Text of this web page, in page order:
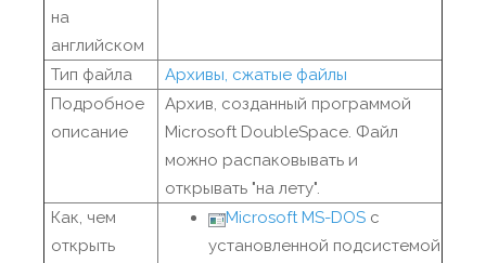
на
английском
Тип файла
Архивы, сжатые файлы
Подробное
описание
Архив, созданный программой
Microsoft DoubleSpace. Файл
можно распаковывать и
открывать "на лету".
Как, чем
открыть
Microsoft MS-DOS с
установленной подсистемой